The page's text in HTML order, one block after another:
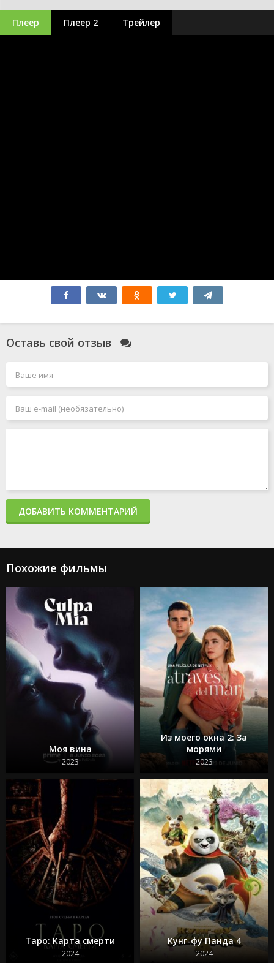
Хищник: Планета смерти
Оставь мир позади
Всё закончится на нас
Моя вина: Лондон
Голый пистолет
1
Джокер 2: Безумие на двоих
Человек-паук: Паутина вселенных
Акулы в Париже
Каскадёры
Аргайл: Супершпион
Стражи Галактики. Часть 3
Ловушка
Подземелья и драконы: Честь среди воров
Каратэ-пацан: Легенды
Трансформеры: Восхождение Звероботов
Из моего окна 2: За морями
Моана 2
Веном: Последний танец
Изгоняющий дьявола: Верующий
Особо опасный пассажир
Супер Майк: Последний танец
Крушение
Охотники за привидениями: Леденящий ужас
Кокаиновый медведь
Из моего окна 3: Новая встреча
Зеленая миля
Достать ножи 2: Стеклянная луковица
Бессмертная гвардия 2
Битлджус Битлджус 2
Гран Туризмо
Ад Данте
Шазам! 2 Ярость богов
Телохранитель на фрилансе
Плеер Плеер 2 Трейлер
Оставь свой отзыв
ДОБАВИТЬ КОММЕНТАРИЙ
Похожие фильмы
Моя вина
2023
Из моего окна 2: За
морями
2023
Таро: Карта смерти
2024
Кунг-фу Панда 4
2024